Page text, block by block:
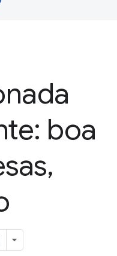
boa
,